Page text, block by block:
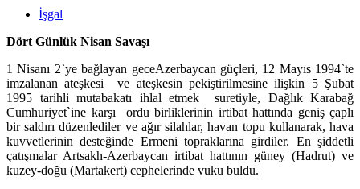
İşgal
Dört Günlük Nisan Savaşı
1 Nisanı 2`ye bağlayan geceAzerbaycan güçleri, 12 Mayıs 1994`te
imzalanan ateşkesi ve ateşkesin pekiştirilmesine ilişkin 5 Şubat
1995 tarihli mutabakatı ihlal etmek suretiyle, Dağlık Karabağ
Cumhuriyet`ine karşı ordu birliklerinin irtibat hattında geniş çaplı
bir saldırı düzenlediler ve ağır silahlar, havan topu kullanarak, hava
kuvvetlerinin desteğinde Ermeni topraklarına girdiler. En şiddetli
çatışmalar Artsakh-Azerbaycan irtibat hattının güney (Hadrut) ve
kuzey-doğu (Martakert) cephelerinde vuku buldu.